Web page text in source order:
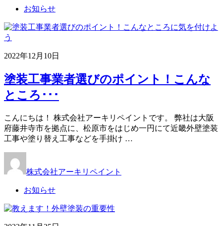
お知らせ
2022年12月10日
塗装工事業者選びのポイント！こんな
ところ･･･
こんにちは！ 株式会社アーキリペイントです。 弊社は大阪
府藤井寺市を拠点に、松原市をはじめ一円にて近畿外壁塗装
工事や塗り替え工事などを手掛け …
株式会社アーキリペイント
お知らせ